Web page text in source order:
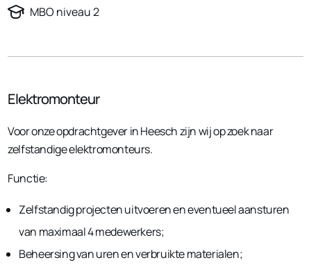
MBO niveau 2
Elektromonteur
Voor onze opdrachtgever in Heesch zijn wij op zoek naar
zelfstandige elektromonteurs.
Functie:
Zelfstandig projecten uitvoeren en eventueel aansturen
van maximaal 4 medewerkers;
Beheersing van uren en verbruikte materialen;